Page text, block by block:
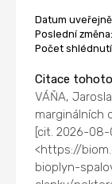
Datum
Poslední změna:
Počet
Citace
VÁŇA,
marginálních
[cit. 2026-08-
<https://
bioplyn-